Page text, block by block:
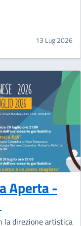
13 Lug 2026
Aperta -
la direzione artistica